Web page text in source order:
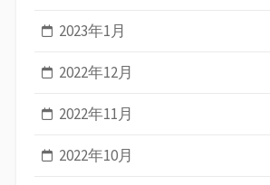
2023年1月
2022年12月
2022年11月
2022年10月